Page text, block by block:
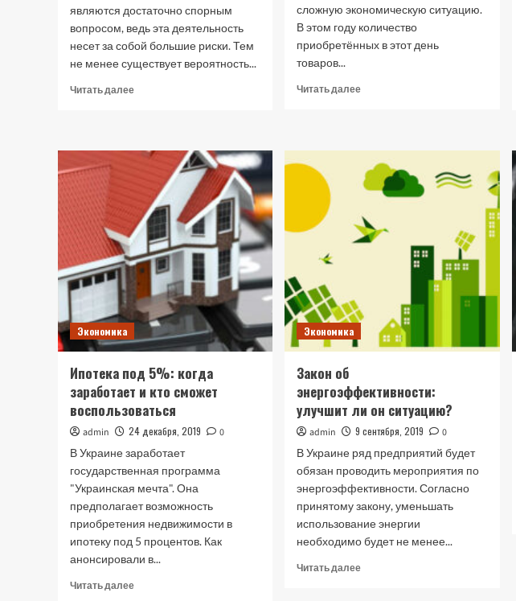
являются достаточно спорным
вопросом, ведь эта деятельность
несет за собой большие риски. Тем
не менее существует вероятность...
Читать далееПрочитать
ли
инвестировать
криптовалюту:
эксперты
делятся
секретами
сложную экономическую ситуацию.
В этом году количество
приобретённых в этот день
товаров...
Читать далееПрочитать
потратили
граждане
Украины
в
пятницу
Экономика
Ипотека под 5%: когда
заработает и кто сможет
воспользоваться
admin 24 декабря, 2019
0
В Украине заработает
государственная программа
"Украинская мечта". Она
предполагает возможность
приобретения недвижимости в
ипотеку под 5 процентов. Как
анонсировали в...
Читать далееПрочитать
Экономика
Закон об
энергоэффективности:
улучшит ли он ситуацию?
admin 9 сентября, 2019
0
В Украине ряд предприятий будет
обязан проводить мероприятия по
энергоэффективности. Согласно
принятому закону, уменьшать
использование энергии
необходимо будет не менее...
Читать далееПрочитать